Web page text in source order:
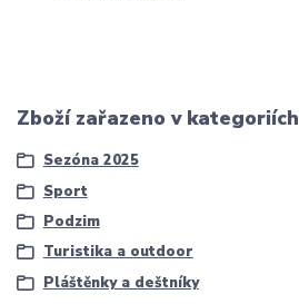
Zboží zařazeno v kategoriích
Sezóna 2025
Sport
Podzim
Turistika a outdoor
Pláštěnky a deštníky